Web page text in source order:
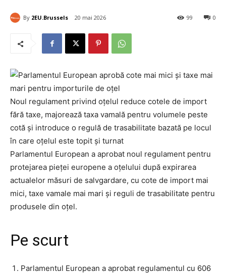
By 2EU.Brussels 20 mai 2026 0
99
Noul regulament privind oțelul reduce cotele de import
fără taxe, majorează taxa vamală pentru volumele peste
cotă și introduce o regulă de trasabilitate bazată pe locul
în care oțelul este topit și turnat
Parlamentul European a aprobat noul regulament pentru
protejarea pieței europene a oțelului după expirarea
actualelor măsuri de salvgardare, cu cote de import mai
mici, taxe vamale mai mari și reguli de trasabilitate pentru
produsele din oțel.
Pe scurt
Parlamentul European a aprobat regulamentul cu 606